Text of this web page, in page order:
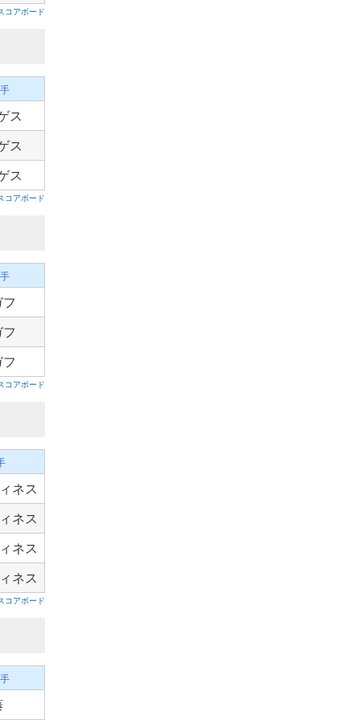
コアボード
ス
ス
ス
コアボード
コアボード
ネス
ネス
ネス
ネス
コアボード